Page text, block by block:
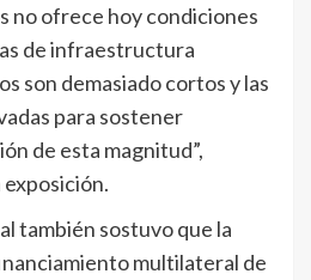
no ofrece hoy condiciones
de infraestructura
son demasiado cortos y las
para sostener
de esta magnitud”,
también sostuvo que la
multilateral de